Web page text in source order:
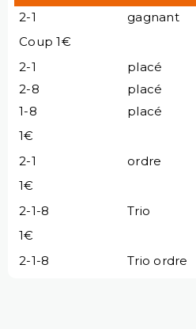
2-1
gagnant
Coup 1€
2-1
placé
2-8
placé
1-8
placé
1€
2-1
ordre
1€
2-1-8
Trio
1€
2-1-8
Trio ordre